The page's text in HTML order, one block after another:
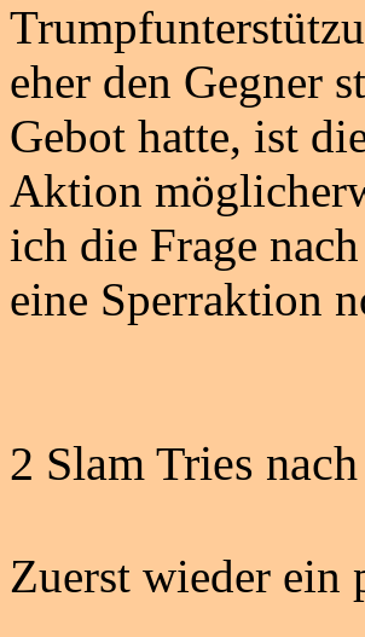
eher den Gegner
Gebot hatte, ist
Aktion
ich die Frage
eine Sperraktion
2 Slam Tries
Zuerst wieder ein